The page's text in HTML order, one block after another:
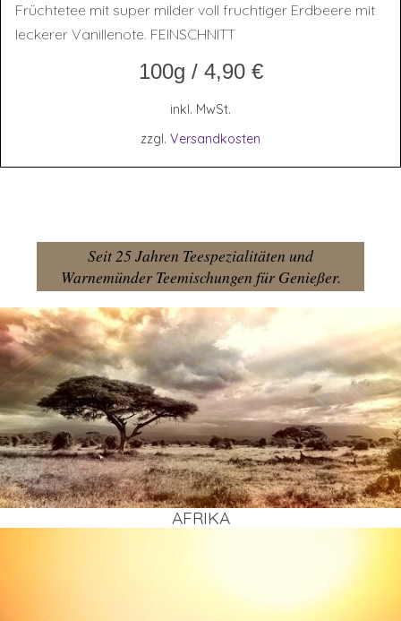
Früchtetee mit super milder voll fruchtiger Erdbeere mit
leckerer Vanillenote. FEINSCHNITT
100g / 4,90 €
inkl. MwSt.
zzgl. Versandkosten
Seit 25 Jahren Teespezialitäten und
Warnemünder Teemischungen für Genießer.
AFRI­KA